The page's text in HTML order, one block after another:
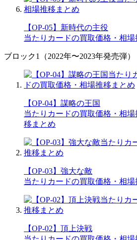
【OP-05】新時代の主役
当たりカードの買取価格・相場
ブロック1（2022年〜2023年発売弾）
【OP-04】謀略の王国
当たりカードの買取価格・相場
移まとめ
【OP-03】強大な敵
当たりカードの買取価格・相場
【OP-02】頂上決戦